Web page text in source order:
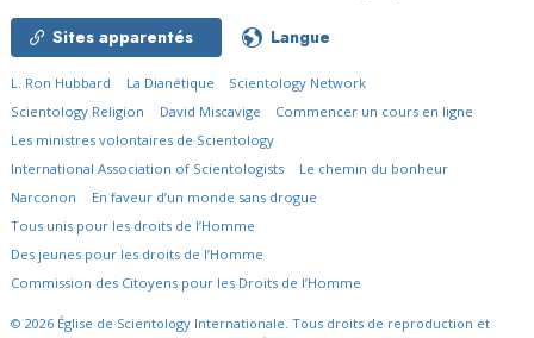
Sites apparentés Langue
L. Ron Hubbard La Dianétique
Scientology Network
Scientology Religion
David Miscavige
Commencer un cours en ligne
Les ministres volontaires de Scientology
International Association of Scientologists
Le chemin du bonheur
Narconon
En faveur d’un monde sans drogue
Tous unis pour les droits de l’Homme
Des jeunes pour les droits de l’Homme
Commission des Citoyens pour les Droits de l’Homme
© 2026 Église de Scientology Internationale. Tous droits de reproduction et